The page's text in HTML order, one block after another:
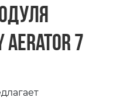
Aerator 7